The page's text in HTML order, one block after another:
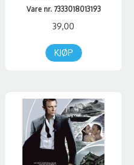
Vare nr. 7333018013193
39,00
KJØP